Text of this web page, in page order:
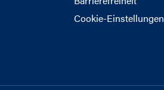
Cookie-Einstellungen